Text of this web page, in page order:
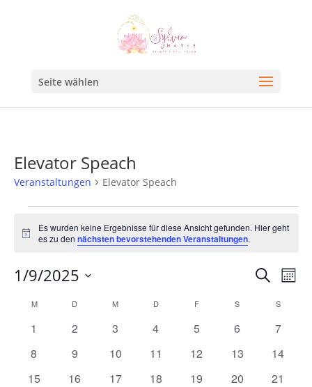
Seite wählen
Elevator Speach
Veranstaltungen Elevator Speach
Hinweis
Es wurden keine Ergebnisse für diese Ansicht gefunden. Hier geht
es zu dennächsten bevorstehenden Veranstaltungen.
Suche
und
Suche
1/9/2025
Kalender
von
Veranstaltungen
M D M D F S S
0
1
0
2
0
3
0
4
0
5
0
6
0
7
0
8
0
9
0
10
0
11
0
12
0
13
0
14
0
15
0
16
0
17
0
18
0
19
0
20
0
21